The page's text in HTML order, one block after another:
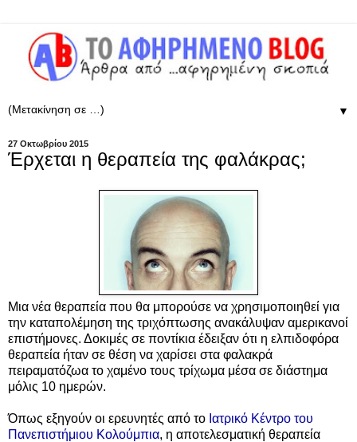
▼
27 Οκτωβρίου 2015
Έρχεται η θεραπεία της φαλάκρας;
Μια νέα θεραπεία που θα μπορούσε να χρησιμοποιηθεί για
την καταπολέμηση της τριχόπτωσης ανακάλυψαν αμερικανοί
επιστήμονες. Δοκιμές σε ποντίκια έδειξαν ότι η ελπιδοφόρα
θεραπεία ήταν σε θέση να χαρίσει στα φαλακρά
πειραματόζωα το χαμένο τους τρίχωμα μέσα σε διάστημα
μόλις 10 ημερών.
Όπως εξηγούν οι ερευνητές από το Ιατρικό Κέντρο του
Πανεπιστήμιου Κολούμπια, η αποτελεσματική θεραπεία